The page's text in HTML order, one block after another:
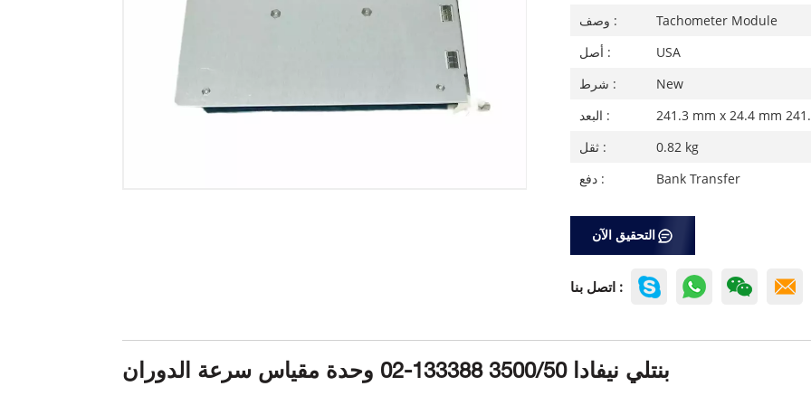
وصف :
Tachometer Module
أصل :
USA
شرط :
New
البعد :
241.3 mm x 24.4 mm
ثقل :
0.82 kg
دفع :
Bank Transfer
التحقيق الآن
اتصل بنا :
بنتلي نيفادا 3500/50 133388-02 وحدة مقياس سرعة الدوران